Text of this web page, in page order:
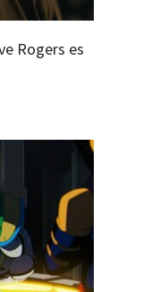
Rogers es